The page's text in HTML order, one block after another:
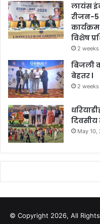
लायंस
रीजन-5
विशेष
2
बिजली
बेहतर l
2
May 10,
© Copyright 2026, All